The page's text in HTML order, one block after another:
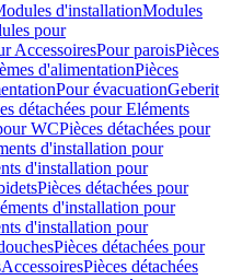
d'installationModules
pour
AccessoiresPour paroisPièces
d'alimentationPièces
Pour évacuationGeberit
détachées pour Eléments
WCPièces détachées pour
d'installation pour
d'installation pour
Pièces détachées pour
d'installation pour
d'installation pour
Pièces détachées pour
AccessoiresPièces détachées